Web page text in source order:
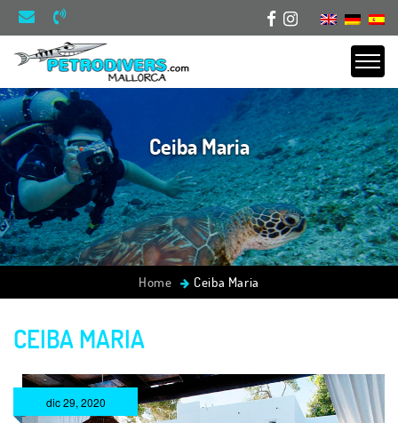
Ceiba Maria
Home Ceiba Maria
CEIBA MARIA
dic 29, 2020